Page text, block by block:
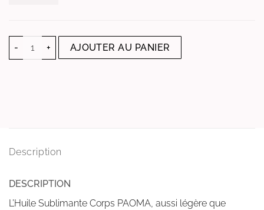
quantité de SET AUTO-MASSAGE CORPS
AJOUTER AU PANIER
Description
DESCRIPTION
L’Huile Sublimante Corps PAOMA, aussi légère que